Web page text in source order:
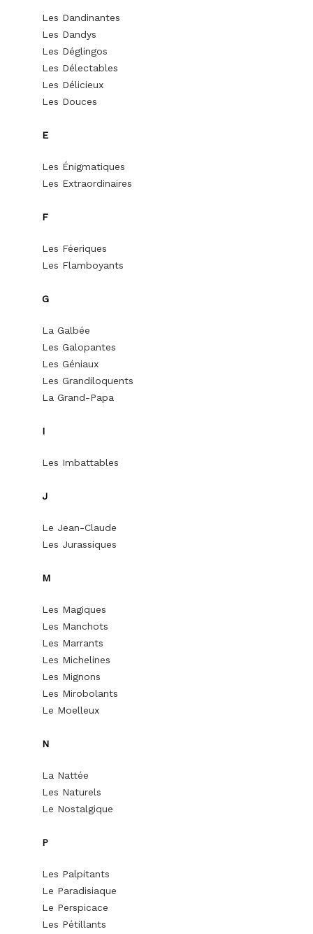
Les Dandinantes
Les Dandys
Les Déglingos
Les Délectables
Les Délicieux
Les Douces
E
Les Énigmatiques
Les Extraordinaires
F
Les Féeriques
Les Flamboyants
G
La Galbée
Les Galopantes
Les Géniaux
Les Grandiloquents
La Grand-Papa
I
Les Imbattables
J
Le Jean-Claude
Les Jurassiques
M
Les Magiques
Les Manchots
Les Marrants
Les Michelines
Les Mignons
Les Mirobolants
Le Moelleux
N
La Nattée
Les Naturels
Le Nostalgique
P
Les Palpitants
Le Paradisiaque
Le Perspicace
Les Pétillants